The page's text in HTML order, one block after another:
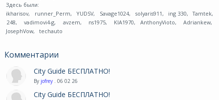
Здесь были:
ikharisov, runner_Perm, YUDSV, Savage1024, solyaris911 , ing 330, Tamtek,
248, vadimovi4-g, avzem, ns1975, KIA1970, AnthonyVioto, Adriankew,
JosephVow, techauto
Комментарии
City Guide БЕСПЛАТНО!
By jofrey . 06 02 26
City Guide БЕСПЛАТНО!